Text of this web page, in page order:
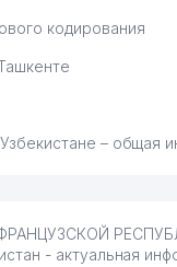
SYSTEMS ООО
РЕСПУБЛИКИ
кодирования
– общая
- актуальная